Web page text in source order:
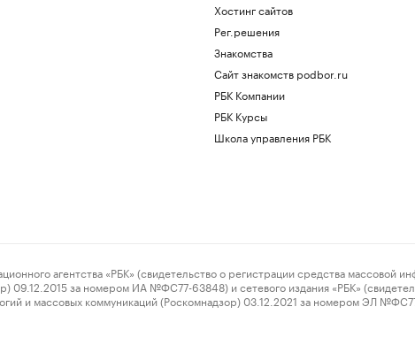
Хостинг сайтов
Рег.решения
Знакомства
Сайт знакомств podbor.ru
РБК Компании
РБК Курсы
Школа управления РБК
агентства «РБК» (свидетельство о регистрации средства массовой
за номером ИА №ФС77-63848) и сетевого издания «РБК»
и массовых коммуникаций (Роскомнадзор) 03.12.2021 за номером ЭЛ